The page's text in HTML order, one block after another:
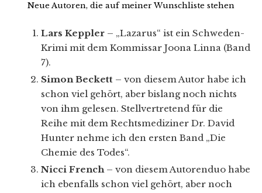
Neue Autoren, die auf meiner Wunschliste stehen
Lars Keppler – „Lazarus“ ist ein Schweden-
Krimi mit dem Kommissar Joona Linna (Band
7).
Simon Beckett – von diesem Autor habe ich
schon viel gehört, aber bislang noch nichts
von ihm gelesen. Stellvertretend für die
Reihe mit dem Rechtsmediziner Dr. David
Hunter nehme ich den ersten Band „Die
Chemie des Todes“.
Nicci French– von diesem Autorenduo habe
ich ebenfalls schon viel gehört, aber noch